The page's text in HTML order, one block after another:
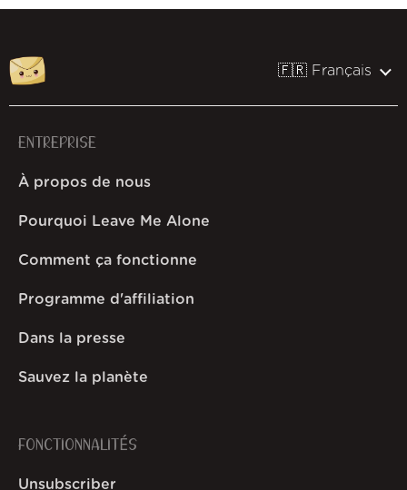
🇫🇷 Français
ENTREPRISE
À propos de nous
Pourquoi Leave Me Alone
Comment ça fonctionne
Programme d'affiliation
Dans la presse
Sauvez la planète
FONCTIONNALITÉS
Unsubscriber